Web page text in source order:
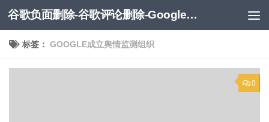
跳至内容 谷歌负面删除-谷歌评论删除-Google负面移除-Google负面评论删除
标签： GOOGLE成立舆情监测组织
0